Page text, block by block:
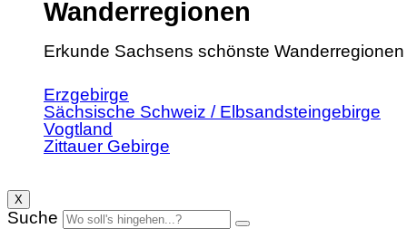
Wanderregionen
Erkunde Sachsens schönste Wanderregionen
Erzgebirge
Sächsische Schweiz / Elbsandsteingebirge
Vogtland
Zittauer Gebirge
X
Suche